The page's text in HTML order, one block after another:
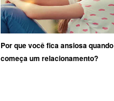
Por que você fica ansiosa quando
começa um relacionamento?